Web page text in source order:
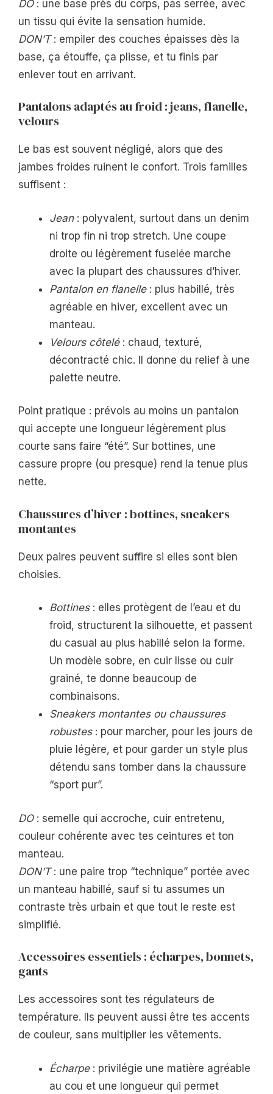
DO: une base près du corps, pas serrée, avec
un tissu qui évite la sensation humide.
DON’T: empiler des couches épaisses dès la
base, ça étouffe, ça plisse, et tu finis par
enlever tout en arrivant.
Pantalons adaptés au froid : jeans, flanelle,
velours
Le bas est souvent négligé, alors que des
jambes froides ruinent le confort. Trois familles
suffisent :
Jean: polyvalent, surtout dans un denim
ni trop fin ni trop stretch. Une coupe
droite ou légèrement fuselée marche
avec la plupart des chaussures d’hiver.
Pantalon en flanelle: plus habillé, très
agréable en hiver, excellent avec un
manteau.
Velours côtelé: chaud, texturé,
décontracté chic. Il donne du relief à une
palette neutre.
Point pratique : prévois au moins un pantalon
qui accepte une longueur légèrement plus
courte sans faire “été”. Sur bottines, une
cassure propre (ou presque) rend la tenue plus
nette.
Chaussures d’hiver : bottines, sneakers
montantes
Deux paires peuvent suffire si elles sont bien
choisies.
Bottines: elles protègent de l’eau et du
froid, structurent la silhouette, et passent
du casual au plus habillé selon la forme.
Un modèle sobre, en cuir lisse ou cuir
grainé, te donne beaucoup de
combinaisons.
Sneakers montantes ou chaussures
robustes: pour marcher, pour les jours de
pluie légère, et pour garder un style plus
détendu sans tomber dans la chaussure
“sport pur”.
DO: semelle qui accroche, cuir entretenu,
couleur cohérente avec tes ceintures et ton
manteau.
DON’T: une paire trop “technique” portée avec
un manteau habillé, sauf si tu assumes un
contraste très urbain et que tout le reste est
simplifié.
Accessoires essentiels : écharpes, bonnets,
gants
Les accessoires sont tes régulateurs de
température. Ils peuvent aussi être tes accents
de couleur, sans multiplier les vêtements.
Écharpe: privilégie une matière agréable
au cou et une longueur qui permet